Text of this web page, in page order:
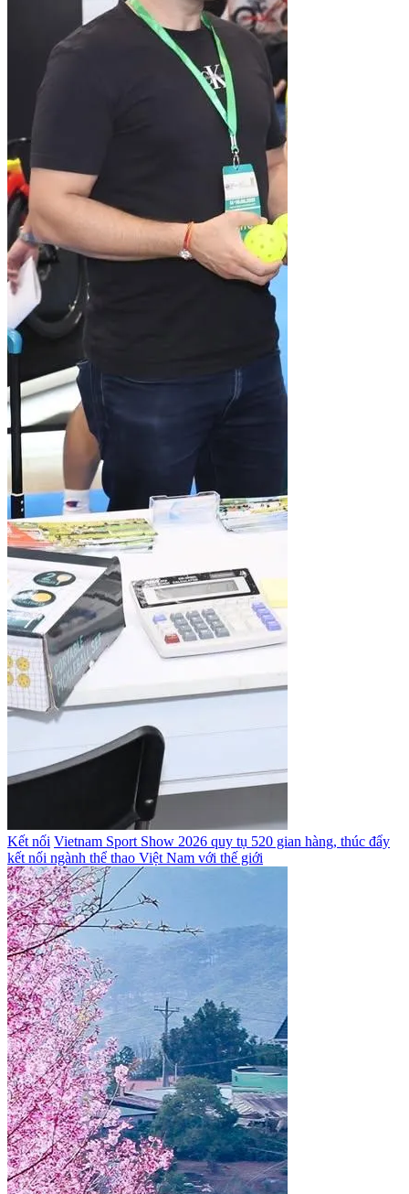
Kết nối Vietnam Sport Show 2026 quy tụ 520 gian hàng, thúc đẩy
kết nối ngành thể thao Việt Nam với thế giới